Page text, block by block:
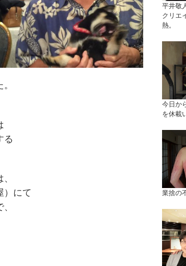
る
）にて
平井敬
クリエ
熱。
今日か
を休載
業捨の